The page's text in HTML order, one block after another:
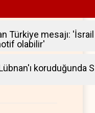
Türkiye mesajı:
olabilir'
koruduğunda